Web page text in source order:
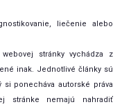
liečenie alebo
stránky vychádza z
inak. Jednotlivé články sú
ponecháva autorské práva
stránke nemajú nahradiť